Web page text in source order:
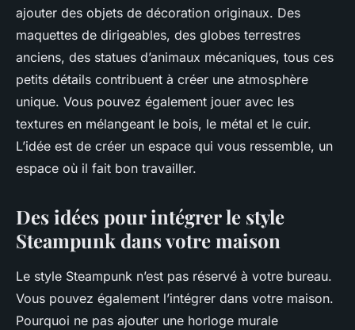
ajouter des objets de décoration originaux. Des
maquettes de dirigeables, des globes terrestres
anciens, des statues d’animaux mécaniques, tous ces
petits détails contribuent à créer une atmosphère
unique. Vous pouvez également jouer avec les
textures en mélangeant le bois, le métal et le cuir.
L’idée est de créer un espace qui vous ressemble, un
espace où il fait bon travailler.
Des idées pour intégrer le style
Steampunk dans votre maison
Le style Steampunk n’est pas réservé à votre bureau.
Vous pouvez également l’intégrer dans votre maison.
Pourquoi ne pas ajouter une horloge murale